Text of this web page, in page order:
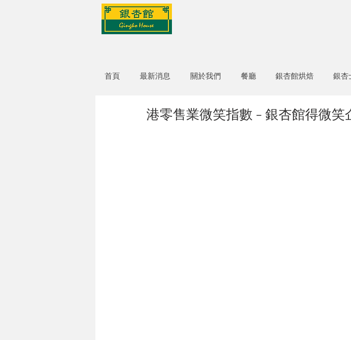
首頁 最新消息 關於我們 餐廳 銀杏館烘焙 銀杏
港零售業微笑指數 - 銀杏館得微笑